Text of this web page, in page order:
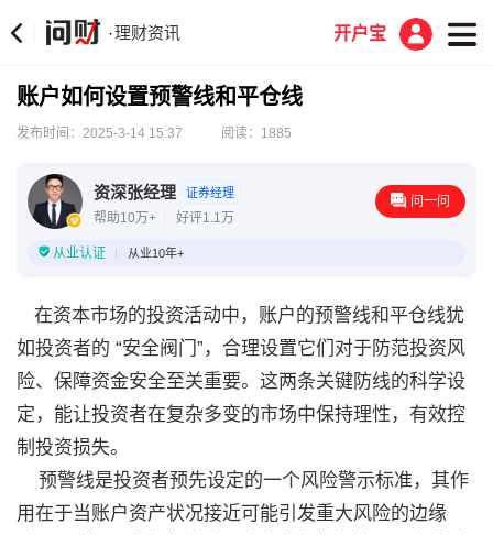
·理财资讯 开户宝
账户如何设置预警线和平仓线
发布时间：2025-3-14 15:37 阅读：1885
资深张经理 证券经理
帮助10万+ 好评1.1万
问一问
从业认证 从业10年+
在资本市场的投资活动中，账户的预警线和平仓线犹
如投资者的 “安全阀门”，合理设置它们对于防范投资风
险、保障资金安全至关重要。这两条关键防线的科学设
定，能让投资者在复杂多变的市场中保持理性，有效控
制投资损失。
预警线是投资者预先设定的一个风险警示标准，其作
用在于当账户资产状况接近可能引发重大风险的边缘